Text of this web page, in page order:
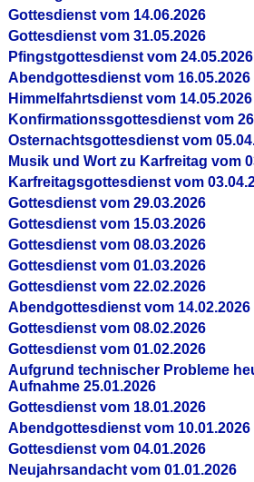
Gottesdienst vom 14.06.2026
Gottesdienst vom 31.05.2026
Pfingstgottesdienst vom 24.05.2026
Abendgottesdienst vom 16.05.2026
Himmelfahrtsdienst vom 14.05.2026
Konfirmationssgottesdienst vom
Osternachtsgottesdienst vom
Musik und Wort zu Karfreitag vom
Karfreitagsgottesdienst vom
Gottesdienst vom 29.03.2026
Gottesdienst vom 15.03.2026
Gottesdienst vom 08.03.2026
Gottesdienst vom 01.03.2026
Gottesdienst vom 22.02.2026
Abendgottesdienst vom 14.02.2026
Gottesdienst vom 08.02.2026
Gottesdienst vom 01.02.2026
Aufgrund technischer Probleme
Aufnahme 25.01.2026
Gottesdienst vom 18.01.2026
Abendgottesdienst vom 10.01.2026
Gottesdienst vom 04.01.2026
Neujahrsandacht vom 01.01.2026